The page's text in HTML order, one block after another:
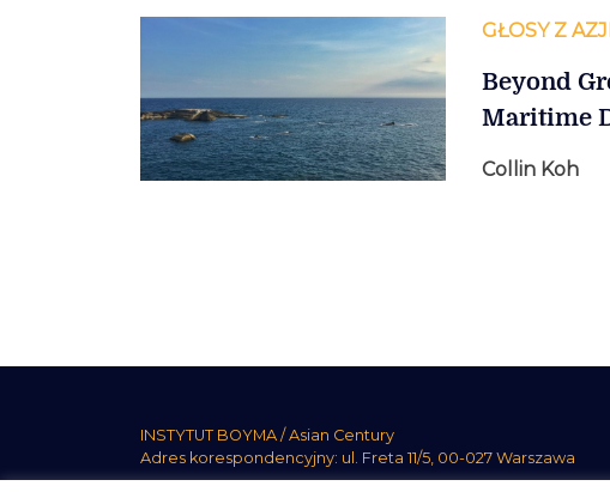
GŁOSY Z AZJI
Beyond
Maritime
Collin Koh
INSTYTUT BOYMA / Asian Century
Adres korespondencyjny: ul. Freta 11/5, 00-027 Warszawa